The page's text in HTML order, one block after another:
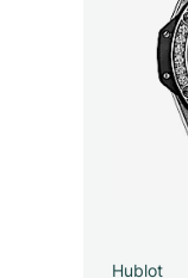
Hublot